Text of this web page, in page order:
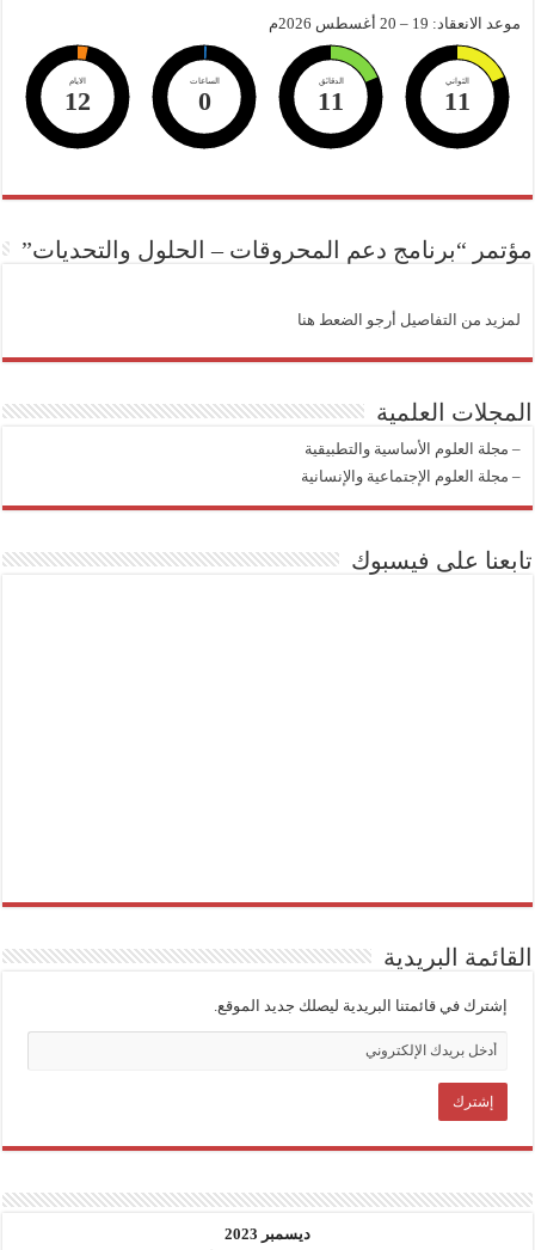
موعد الانعقاد: 19 – 20 أغسطس 2026م
الايام
12
الساعات
0
الدقائق
11
الثواني
10
مؤتمر “برنامج دعم المحروقات – الحلول والتحديات”
لمزيد من التفاصيل أرجو الضعط هنا
المجلات العلمية
– مجلة العلوم الأساسية والتطبيقية
– مجلة العلوم الإجتماعية والإنسانية
تابعنا على فيسبوك
القائمة البريدية
إشترك في قائمتنا البريدية ليصلك جديد الموقع.
ديسمبر 2023